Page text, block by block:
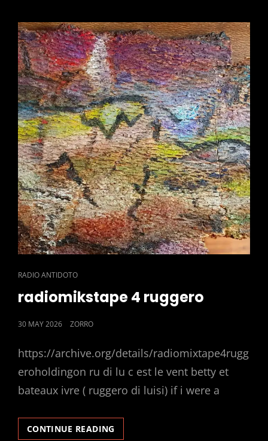
CAT
RADIO ANTIDOTO
radiomikstape 4 ruggero
POSTED
30 MAY 2026 ZORRO
https://archive.org/details/radiomixtape4rugg
eroholdingon ru di lu c est le vent betty et
bateaux ivre ( ruggero di luisi) if i were a
CONTINUE READING